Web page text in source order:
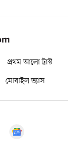
প্রথম আলো ট্রাস্ট
মোবাইল ভ্যাস